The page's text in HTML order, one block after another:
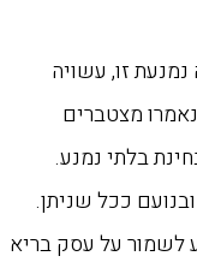
זו, עשויה
מצטברים
בלתי נמנע.
ככל שניתן.
לשמור על עסק בריא